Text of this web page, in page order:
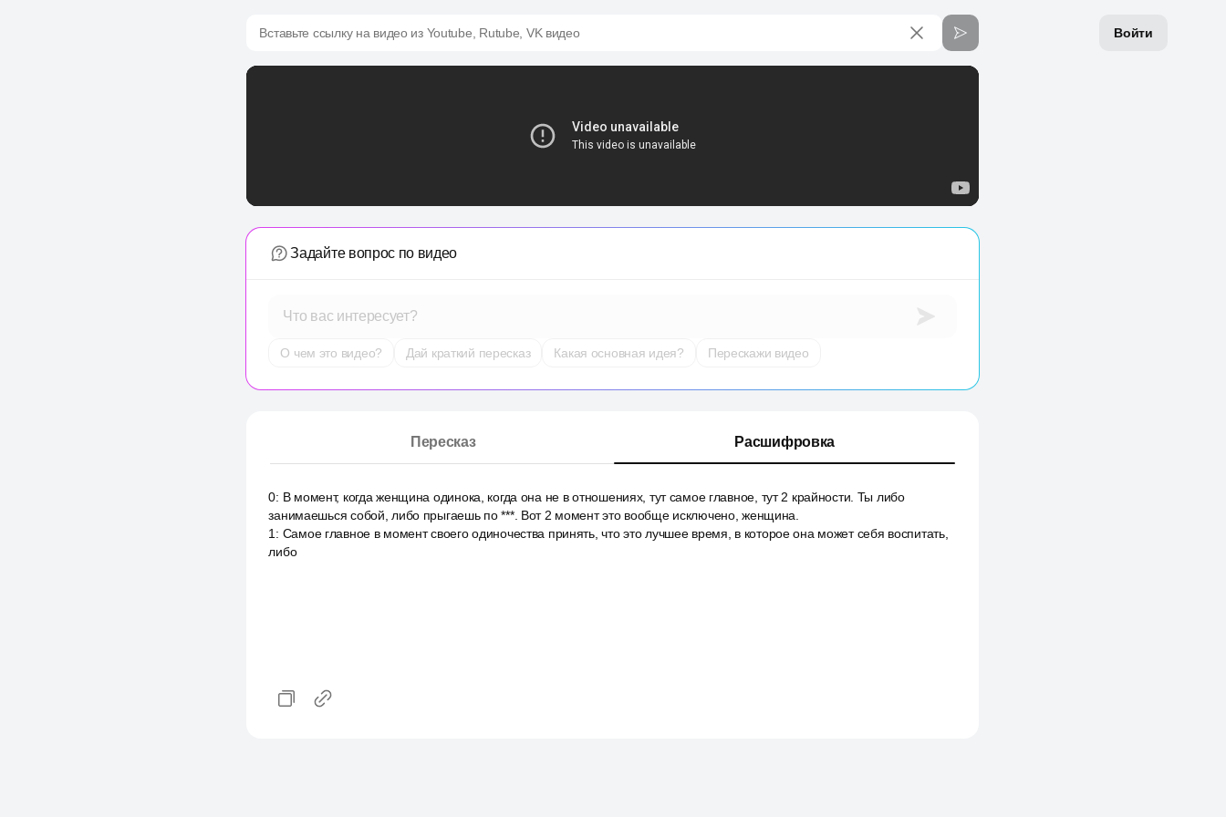
Войти
Вставьте ссылку на видео из Youtube, Rutube, VK видео
Задайте вопрос по видео
Что вас интересует?
О чем это видео? Дай краткий пересказ Какая основная идея? Перескажи видео
Пересказ Расшифровка
0: В момент, когда женщина одинока, когда она не в отношениях, тут самое главное, тут 2 крайности. Ты либо
занимаешься собой, либо прыгаешь по ***. Вот 2 момент это вообще исключено, женщина.
1 : Самое главное в момент своего одиночества принять, что это лучшее время, в которое она может себя воспитать,
либо